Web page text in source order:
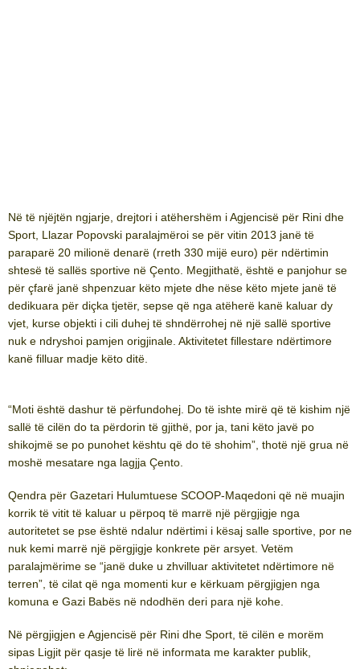
Në të njëjtën ngjarje, drejtori i atëhershëm i Agjencisë për Rini dhe
Sport, Llazar Popovski paralajmëroi se për vitin 2013 janë të
paraparë 20 milionë denarë (rreth 330 mijë euro) për ndërtimin
shtesë të sallës sportive në Çento. Megjithatë, është e panjohur se
për çfarë janë shpenzuar këto mjete dhe nëse këto mjete janë të
dedikuara për diçka tjetër, sepse që nga atëherë kanë kaluar dy
vjet, kurse objekti i cili duhej të shndërrohej në një sallë sportive
nuk e ndryshoi pamjen origjinale. Aktivitetet fillestare ndërtimore
kanë filluar madje këto ditë.
“Moti është dashur të përfundohej. Do të ishte mirë që të kishim një
sallë të cilën do ta përdorin të gjithë, por ja, tani këto javë po
shikojmë se po punohet kështu që do të shohim”, thotë një grua në
moshë mesatare nga lagjja Çento.
Qendra për Gazetari Hulumtuese SCOOP-Maqedoni që në muajin
korrik të vitit të kaluar u përpoq të marrë një përgjigje nga
autoritetet se pse është ndalur ndërtimi i kësaj salle sportive, por ne
nuk kemi marrë një përgjigje konkrete për arsyet. Vetëm
paralajmërime se “janë duke u zhvilluar aktivitetet ndërtimore në
terren”, të cilat që nga momenti kur e kërkuam përgjigjen nga
komuna e Gazi Babës në ndodhën deri para një kohe.
Në përgjigjen e Agjencisë për Rini dhe Sport, të cilën e morëm
sipas Ligjit për qasje të lirë në informata me karakter publik,